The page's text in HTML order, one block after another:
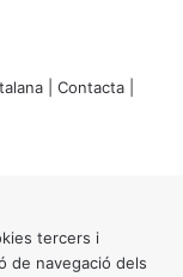
| Contacta
tercers i
de navegació dels